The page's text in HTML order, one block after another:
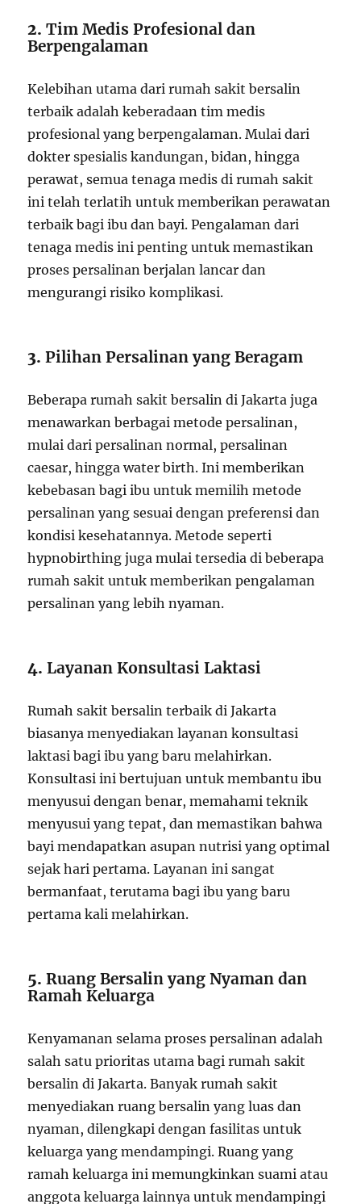
2.Tim Medis Profesional dan
Berpengalaman
Kelebihan utama dari rumah sakit bersalin
terbaik adalah keberadaan tim medis
profesional yang berpengalaman. Mulai dari
dokter spesialis kandungan, bidan, hingga
perawat, semua tenaga medis di rumah sakit
ini telah terlatih untuk memberikan perawatan
terbaik bagi ibu dan bayi. Pengalaman dari
tenaga medis ini penting untuk memastikan
proses persalinan berjalan lancar dan
mengurangi risiko komplikasi.
3.Pilihan Persalinan yang Beragam
Beberapa rumah sakit bersalin di Jakarta juga
menawarkan berbagai metode persalinan,
mulai dari persalinan normal, persalinan
caesar, hingga water birth. Ini memberikan
kebebasan bagi ibu untuk memilih metode
persalinan yang sesuai dengan preferensi dan
kondisi kesehatannya. Metode seperti
hypnobirthing juga mulai tersedia di beberapa
rumah sakit untuk memberikan pengalaman
persalinan yang lebih nyaman.
4.Layanan Konsultasi Laktasi
Rumah sakit bersalin terbaik di Jakarta
biasanya menyediakan layanan konsultasi
laktasi bagi ibu yang baru melahirkan.
Konsultasi ini bertujuan untuk membantu ibu
menyusui dengan benar, memahami teknik
menyusui yang tepat, dan memastikan bahwa
bayi mendapatkan asupan nutrisi yang optimal
sejak hari pertama. Layanan ini sangat
bermanfaat, terutama bagi ibu yang baru
pertama kali melahirkan.
5.Ruang Bersalin yang Nyaman dan
Ramah Keluarga
Kenyamanan selama proses persalinan adalah
salah satu prioritas utama bagi rumah sakit
bersalin di Jakarta. Banyak rumah sakit
menyediakan ruang bersalin yang luas dan
nyaman, dilengkapi dengan fasilitas untuk
keluarga yang mendampingi. Ruang yang
ramah keluarga ini memungkinkan suami atau
anggota keluarga lainnya untuk mendampingi